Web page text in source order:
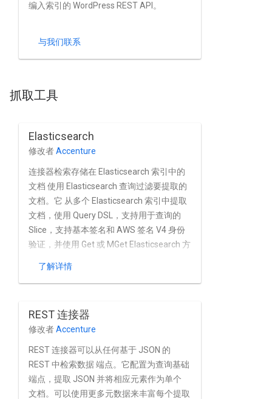
编入索引的 WordPress REST API。
与我们联系
抓取工具
Elasticsearch
修改者Accenture
连接器检索存储在 Elasticsearch 索引中的
文档 使用 Elasticsearch 查询过滤要提取的
文档。它 从多个 Elasticsearch 索引中提取
文档，使用 Query DSL，支持用于查询的
Slice，支持基本签名和 AWS 签名 V4 身份
验证，并使用 Get 或 MGet Elasticsearch 方
了解详情
REST 连接器
修改者Accenture
REST 连接器可以从任何基于 JSON 的
REST 中检索数据 端点。它配置为查询基础
端点，提取 JSON 并将相应元素作为单个
文档。可以使用更多元数据来丰富每个提取